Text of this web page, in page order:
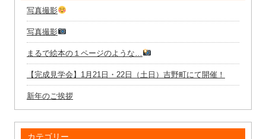
写真撮影
写真撮影
まるで絵本の１ページのような…
【完成見学会】1月21日・22日（土日）吉野町にて開催！
新年のご挨拶
カテゴリー